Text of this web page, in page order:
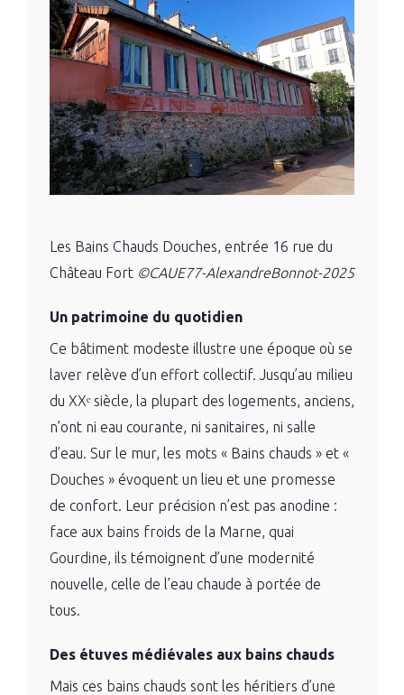
Les Bains Chauds Douches, entrée 16 rue du
Château Fort ©CAUE77-AlexandreBonnot-2025
Un patrimoine du quotidien
Ce bâtiment modeste illustre une époque où se
laver relève d’un effort collectif. Jusqu’au milieu
du XXᵉ siècle, la plupart des logements, anciens,
n’ont ni eau courante, ni sanitaires, ni salle
d’eau. Sur le mur, les mots « Bains chauds » et «
Douches » évoquent un lieu et une promesse
de confort. Leur précision n’est pas anodine :
face aux bains froids de la Marne, quai
Gourdine, ils témoignent d’une modernité
nouvelle, celle de l’eau chaude à portée de
tous.
Des étuves médiévales aux bains chauds
Mais ces bains chauds sont les héritiers d’une